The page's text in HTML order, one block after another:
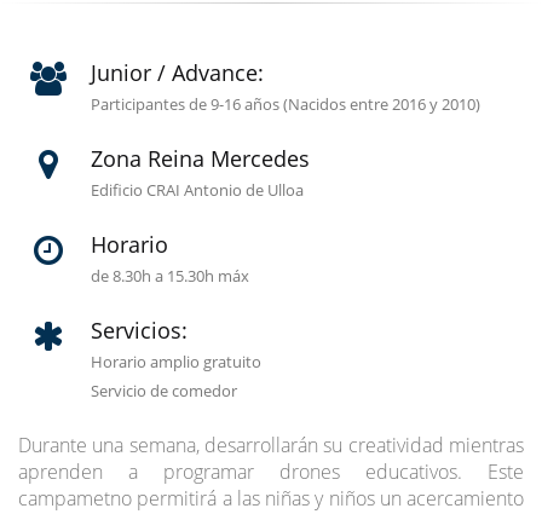
Junior / Advance:
Participantes de 9-16 años (Nacidos entre 2016 y 2010)
Zona Reina Mercedes
Edificio CRAI Antonio de Ulloa
Horario
de 8.30h a 15.30h máx
Servicios:
Horario amplio gratuito
Servicio de comedor
Durante una semana, desarrollarán su creatividad mientras
aprenden a programar drones educativos. Este
campametno permitirá a las niñas y niños un acercamiento